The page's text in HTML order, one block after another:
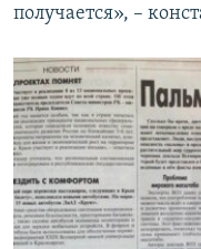
получается», –